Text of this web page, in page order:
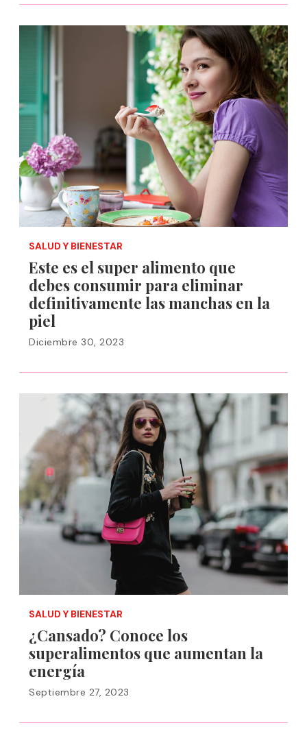
SALUD Y BIENESTAR
Este es el super alimento que
debes consumir para eliminar
definitivamente las manchas en la
piel
Diciembre 30, 2023
SALUD Y BIENESTAR
¿Cansado? Conoce los
superalimentos que aumentan la
energía
Septiembre 27, 2023